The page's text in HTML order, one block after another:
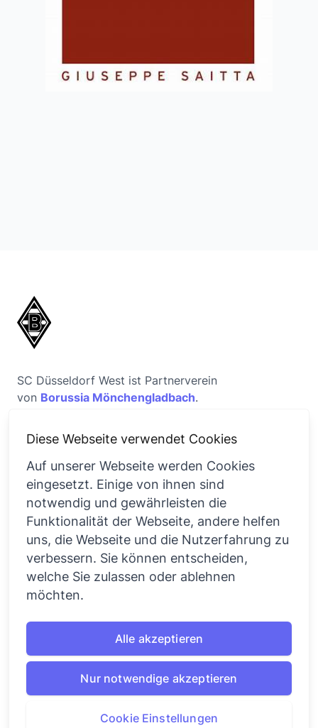
SC Düsseldorf West ist Partnerverein
von Borussia Mönchengladbach.
Über uns
Der Verein
Sportsbar West
Sportarten und
Aktivitäten
News und Presse
Rechtliches
Impressum
Datenschutz
Cookie Einstellungen
SC West 1919/50 e.V. | Schorlemerstraße 61 | 40547
Diese Webseite verwendet Cookies
Auf unserer Webseite werden Cookies
eingesetzt. Einige von ihnen sind
notwendig und gewährleisten die
Funktionalität der Webseite, andere helfen
uns, die Webseite und die Nutzerfahrung zu
verbessern. Sie können entscheiden,
welche Sie zulassen oder ablehnen
möchten.
Alle akzeptieren
Nur notwendige akzeptieren
Cookie Einstellungen